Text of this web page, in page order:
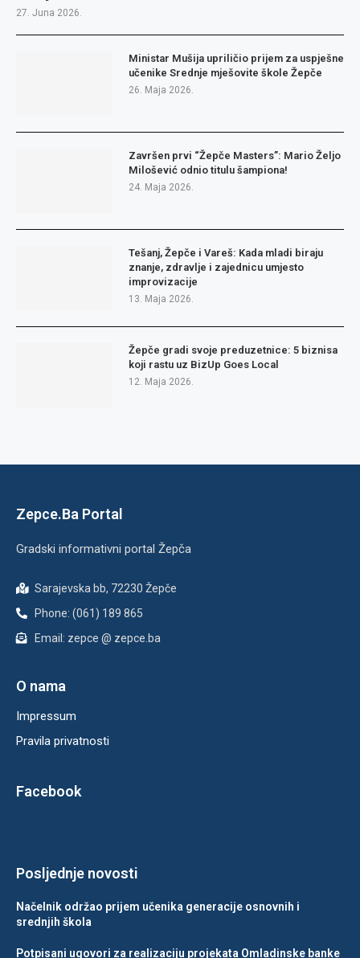
27. Juna 2026.
Ministar Mušija upriličio prijem za uspješne
učenike Srednje mješovite škole Žepče
26. Maja 2026.
Završen prvi “Žepče Masters”: Mario Željo
Milošević odnio titulu šampiona!
24. Maja 2026.
Tešanj, Žepče i Vareš: Kada mladi biraju
znanje, zdravlje i zajednicu umjesto
improvizacije
13. Maja 2026.
Žepče gradi svoje preduzetnice: 5 biznisa
koji rastu uz BizUp Goes Local
12. Maja 2026.
Zepce.Ba Portal
Gradski informativni portal Žepča
Sarajevska bb, 72230 Žepče
Phone: (061) 189 865
Email: zepce @ zepce.ba
O nama
Impressum
Pravila privatnosti
Facebook
Posljednje novosti
Načelnik održao prijem učenika generacije osnovnih i
srednjih škola
Potpisani ugovori za realizaciju projekata Omladinske banke